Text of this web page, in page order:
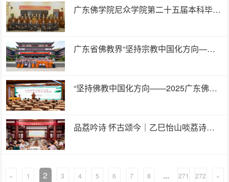
广东佛学院尼众学院第二十五届本科毕业论文答辩会圆满举行
广东省佛教界“坚持宗教中国化方向——2025年‘从严治教’主题巡回宣讲活动”在普陀寺举行
“坚持佛教中国化方向——2025广东佛教巡回宣讲”活动在广州大佛寺举行
品荔吟诗 怀古颂今｜乙巳怡山啖荔诗会在福州西禅寺举行
« 1 2 3 4 5 6 7 8 ... 271 272 »